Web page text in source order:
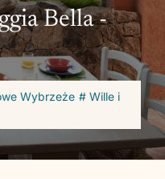
Bella -
Wybrzeże # Wille i